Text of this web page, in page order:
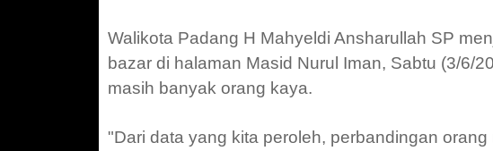
Walikota Padang H Mahyeldi Ansharullah SP
bazar di halaman Masid Nurul Iman, Sabtu (3/6/
masih banyak orang kaya.
"Dari data yang kita peroleh, perbandingan